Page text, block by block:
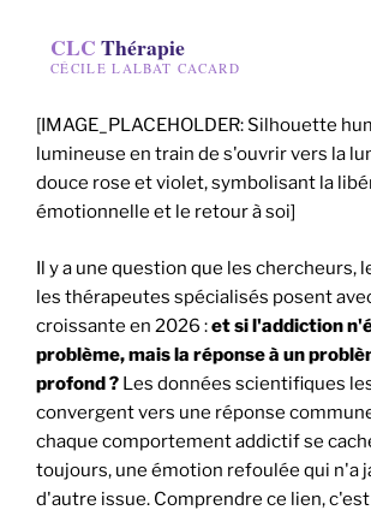
CLCThérapie
CÉCILE LALBAT CACARD
[IMAGE_PLACEHOLDER: Silhouette
lumineuse en train de s'ouvrir vers la
douce rose et violet, symbolisant la
émotionnelle et le retour à soi]
Il y a une question que les chercheurs,
les thérapeutes spécialisés posent
croissante en 2026 :et si l'addiction
problème, mais la réponse à un
profond ? Les données scientifiques
convergent vers une réponse
chaque comportement addictif se
toujours, une émotion refoulée qui n'a
d'autre issue. Comprendre ce lien,